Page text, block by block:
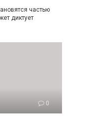
частью
диктует
0